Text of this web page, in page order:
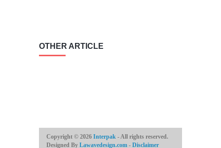
OTHER ARTICLE
Copyright © 2026 Interpak - All rights reserved.
Designed By Lawavedesign.com - Disclaimer